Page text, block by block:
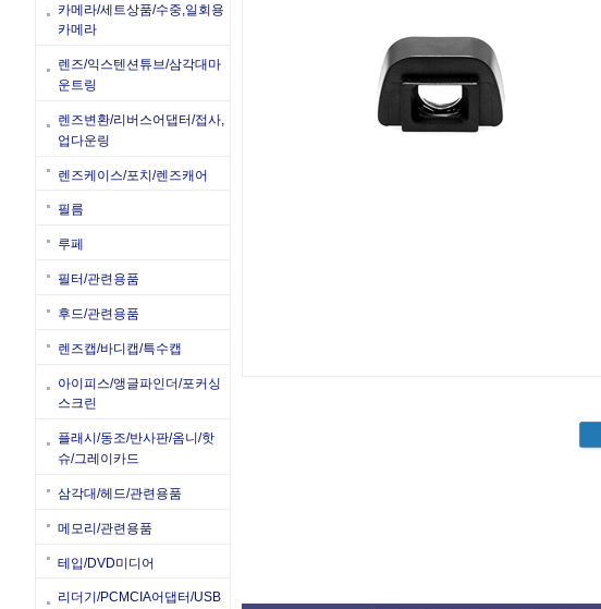
카메라/세트상품/수중,일회용
카메라
렌즈/익스텐션튜브/삼각대마
운트링
렌즈변환/리버스어댑터/접사,
업다운링
렌즈케이스/포치/렌즈캐어
필름
루페
필터/관련용품
후드/관련용품
렌즈캡/바디캡/특수캡
아이피스/앵글파인더/포커싱
스크린
플래시/동조/반사판/옴니/핫
슈/그레이카드
삼각대/헤드/관련용품
메모리/관련용품
테입/DVD미디어
리더기/PCMCIA어댑터/USB